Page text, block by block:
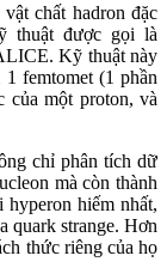
chất hadron đặc
thuật được gọi là
Kỹ thuật này
femtomet (1 phần
của một proton, và
chỉ phân tích dữ
mà còn thành
hiếm nhất,
quark strange. Hơn
thức riêng của họ